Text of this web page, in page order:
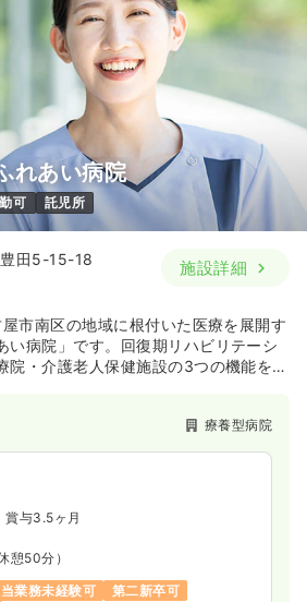
れあい病院
可 託児所
田5-15-18
施設詳細
市南区の地域に根付いた医療を展開す
い病院」です。回復期リハビリテーシ
院・介護老人保健施設の3つの機能を有
療養型病院
賞与3.5ヶ月
休憩50分）
業務未経験可
第二新卒可